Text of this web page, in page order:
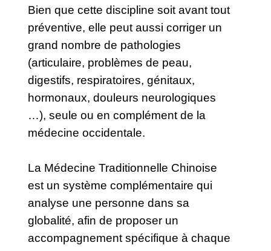
Bien que cette discipline soit avant tout
préventive, elle peut aussi corriger un
grand nombre de pathologies
(articulaire, problèmes de peau,
digestifs, respiratoires, génitaux,
hormonaux, douleurs neurologiques
…), seule ou en complément de la
médecine occidentale.
La Médecine Traditionnelle Chinoise
est un système complémentaire qui
analyse une personne dans sa
globalité, afin de proposer un
accompagnement spécifique à chaque